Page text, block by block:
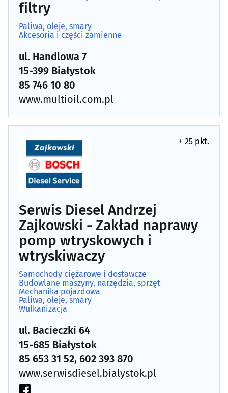
filtry
Paliwa, oleje, smary
Akcesoria i części zamienne
ul. Handlowa 7
15-399 Białystok
85 746 10 80
www.multioil.com.pl
+ 25 pkt.
Serwis Diesel Andrzej
Zajkowski - Zakład naprawy
pomp wtryskowych i
wtryskiwaczy
Samochody ciężarowe i dostawcze
Budowlane maszyny, narzędzia, sprzęt
Mechanika pojazdowa
Paliwa, oleje, smary
Wulkanizacja
ul. Bacieczki 64
15-685 Białystok
85 653 31 52, 602 393 870
www.serwisdiesel.bialystok.pl